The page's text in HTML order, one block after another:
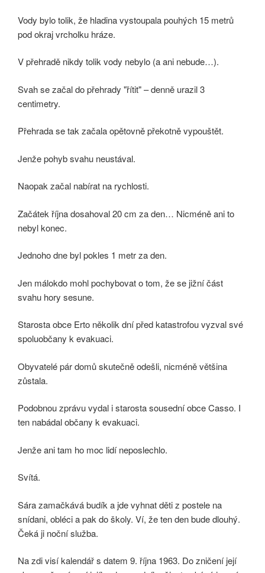
Vody bylo tolik, že hladina vystoupala pouhých 15 metrů
pod okraj vrcholku hráze.
V přehradě nikdy tolik vody nebylo (a ani nebude…).
Svah se začal do přehrady "řítit" – denně urazil 3
centimetry.
Přehrada se tak začala opětovně překotně vypouštět.
Jenže pohyb svahu neustával.
Naopak začal nabírat na rychlosti.
Začátek října dosahoval 20 cm za den… Nicméně ani to
nebyl konec.
Jednoho dne byl pokles 1 metr za den.
Jen málokdo mohl pochybovat o tom, že se jižní část
svahu hory sesune.
Starosta obce Erto několik dní před katastrofou vyzval své
spoluobčany k evakuaci.
Obyvatelé pár domů skutečně odešli, nicméně většina
zůstala.
Podobnou zprávu vydal i starosta sousední obce Casso. I
ten nabádal občany k evakuaci.
Jenže ani tam ho moc lidí neposlechlo.
Svítá.
Sára zamačkává budík a jde vyhnat děti z postele na
snídani, obléci a pak do školy. Ví, že ten den bude dlouhý.
Čeká ji noční služba.
Na zdi visí kalendář s datem 9. října 1963. Do zničení její